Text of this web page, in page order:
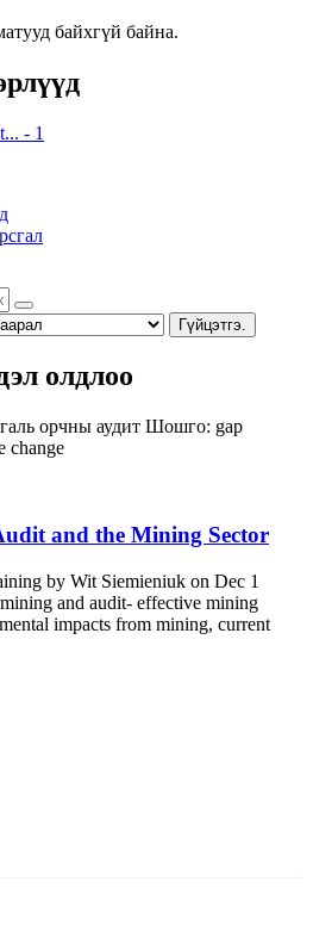
байхгүй байна.
- 1
Гүйцэтгэ.
олдлоо
орчны аудит Шошго: gap
change
and the Mining Sector
by Wit Siemieniuk on Dec 1
and audit- effective mining
impacts from mining, current